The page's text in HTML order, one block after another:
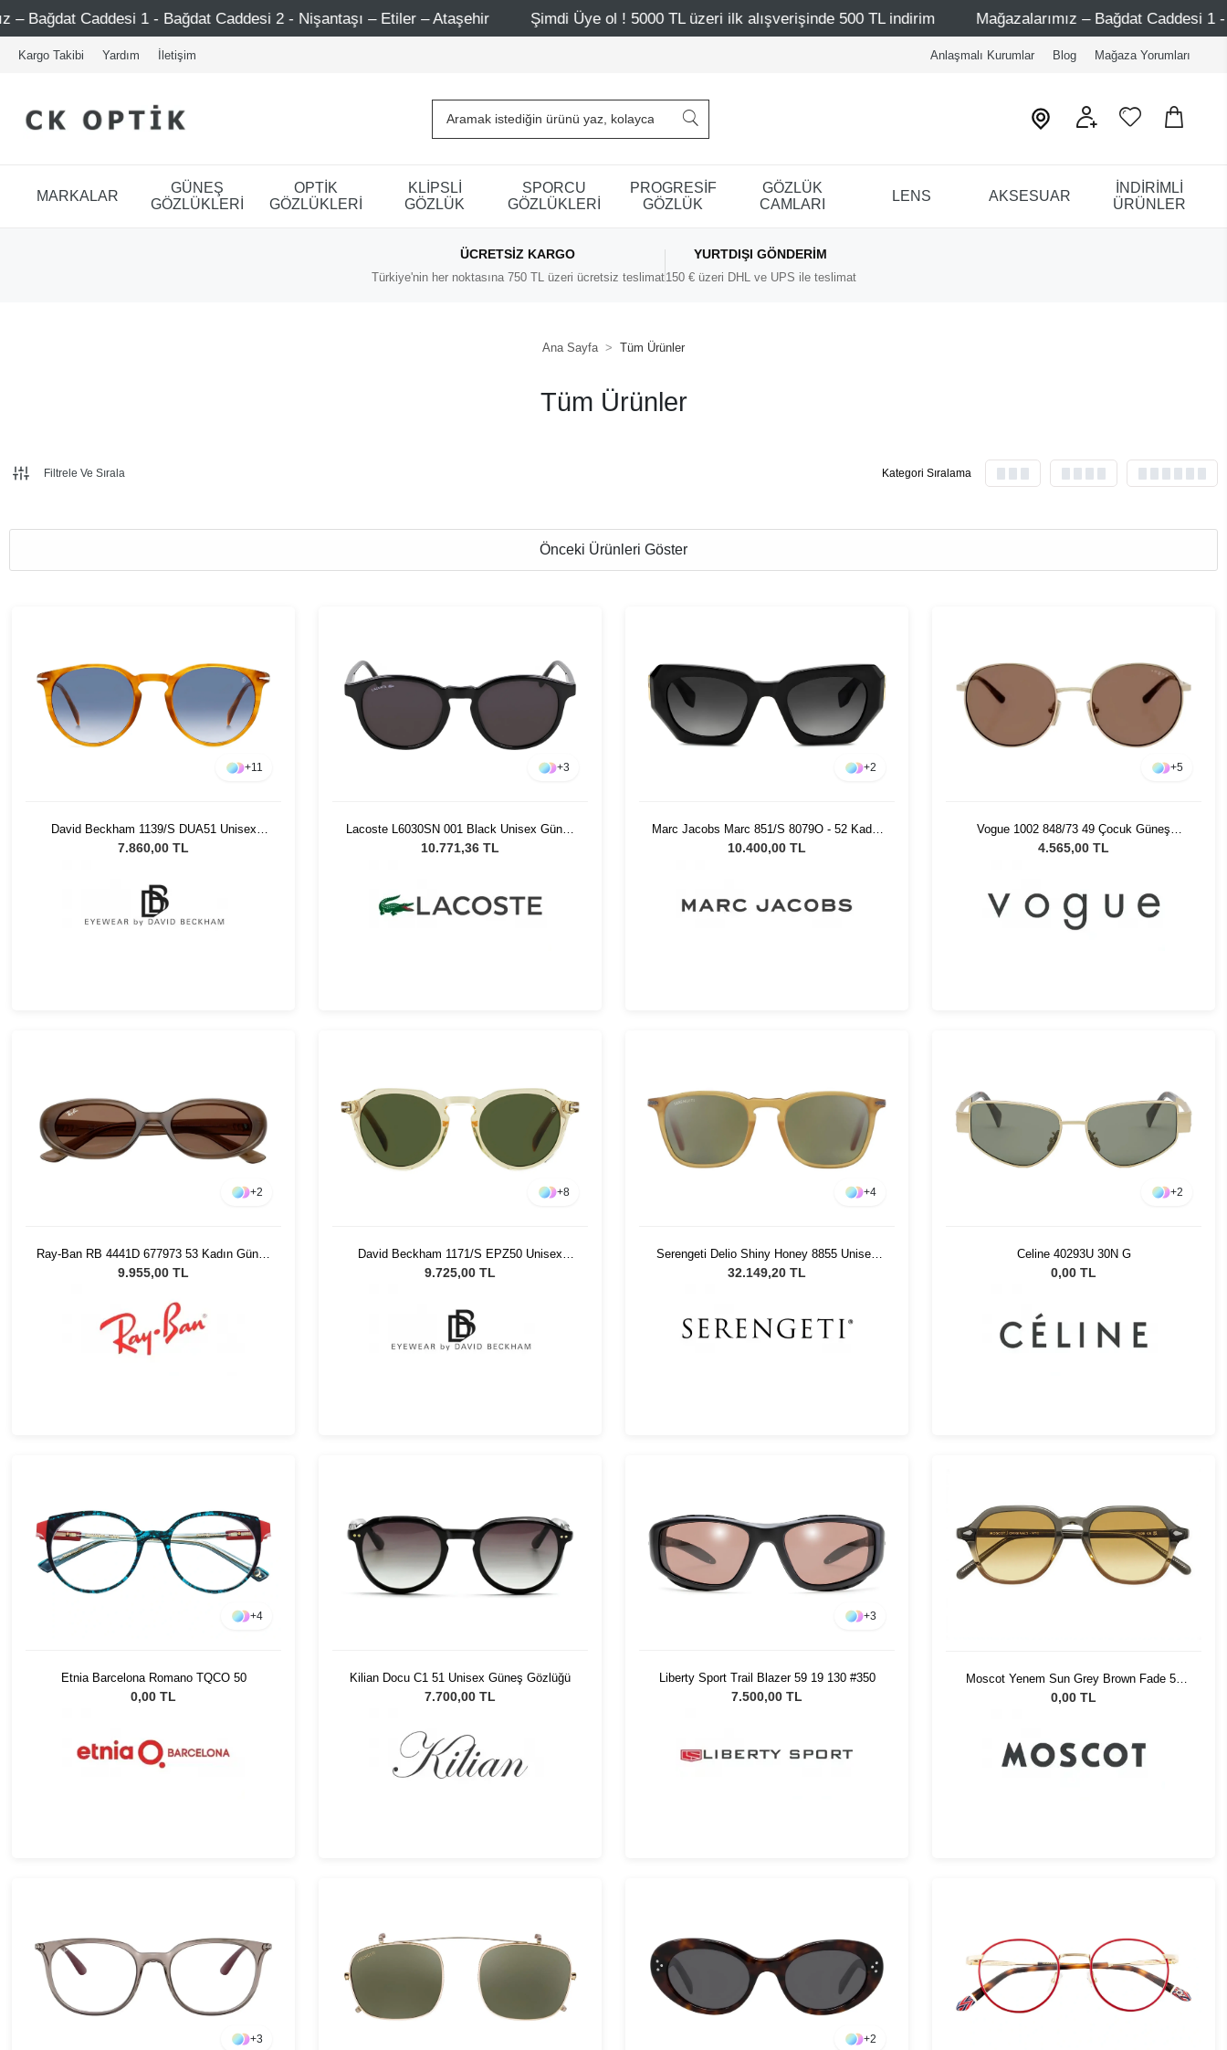
1 - Bağdat Caddesi 2 - Nişantaşı – Etiler – Ataşehir Şimdi Üye ol ! 5000 TL üzeri ilk alışverişinde 500 TL indirim Mağazalarımız – Bağdat Caddesi 1 - Bağdat
Kargo Takibi Yardım İletişim Anlaşmalı Kurumlar Blog Mağaza Yorumları
MARKALAR
GÜNEŞ
GÖZLÜKLERİ
OPTİK
GÖZLÜKLERİ
KLİPSLİ
GÖZLÜK
SPORCU
GÖZLÜKLERİ
PROGRESİF
GÖZLÜK
GÖZLÜK
CAMLARI
LENS AKSESUAR
İNDİRİMLİ
ÜRÜNLER
ÜCRETSIZ KARGO
Türkiye'nin her noktasına 750 TL üzeri ücretsiz teslimat
YURTDIŞI GÖNDERIM
150 € üzeri DHL ve UPS ile teslimat
Ana Sayfa Tüm Ürünler
Tüm Ürünler
Filtrele Ve Sırala Kategori Sıralama
Önceki Ürünleri Göster
+11
David Beckham 1139/S DUA51 Unisex
Güneş Gözlüğü
7.860,00 TL
+3
Lacoste L6030SN 001 Black Unisex Güneş
Gözlüğü
10.771,36 TL
+2
Marc Jacobs Marc 851/S 8079O - 52 Kadın
Güneş Gözlüğü
10.400,00 TL
+5
Vogue 1002 848/73 49 Çocuk Güneş
Gözlüğü
4.565,00 TL
+2
Ray-Ban RB 4441D 677973 53 Kadın Güneş
Gözlüğü
9.955,00 TL
+8
David Beckham 1171/S EPZ50 Unisex
Güneş Gözlüğü
9.725,00 TL
+4
Serengeti Delio Shiny Honey 8855 Unisex
Güneş Gözlüğü
32.149,20 TL
+2
Celine 40293U 30N G
0,00 TL
+4
Etnia Barcelona Romano TQCO 50
0,00 TL
Kilian Docu C1 51 Unisex Güneş Gözlüğü
7.700,00 TL
+3
Liberty Sport Trail Blazer 59 19 130 #350
7.500,00 TL
Moscot Yenem Sun Grey Brown Fade 50
Chest Fade
0,00 TL
+3 +2